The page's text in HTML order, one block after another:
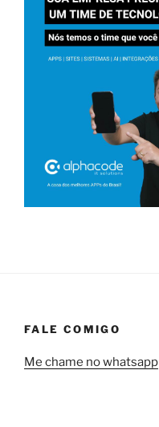
FALE COMIGO
Me chame no whatsapp